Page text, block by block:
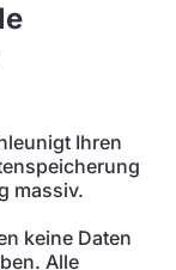
Ihren
massiv.
keine Daten
Alle